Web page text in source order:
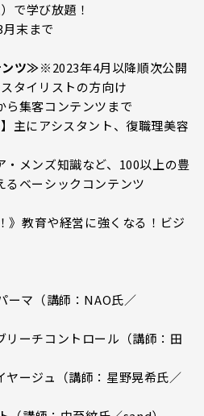
で学び放題！
末まで
ンツ≫※2023年4月以降順次公開
タイリストの方向け
ら集客コンテンツまで
主にアシスタント、復職理美容
メンズ知識など、100以上の豊
るベーシックコンテンツ
》教育や経営に強くなる！ビジ
ーマ（講師：NAO氏／
ーチコントロール（講師：田
ージュ（講師：星野晃希氏／